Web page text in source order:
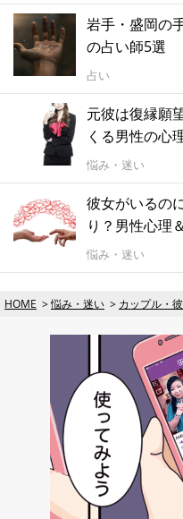
岩手・盛岡の
の占い師5選
占い
元彼は復縁願
くる男性の心
悩み・迷い
彼女がいるの
り？男性心理
悩み・迷い
HOME 悩み・迷い カップル・